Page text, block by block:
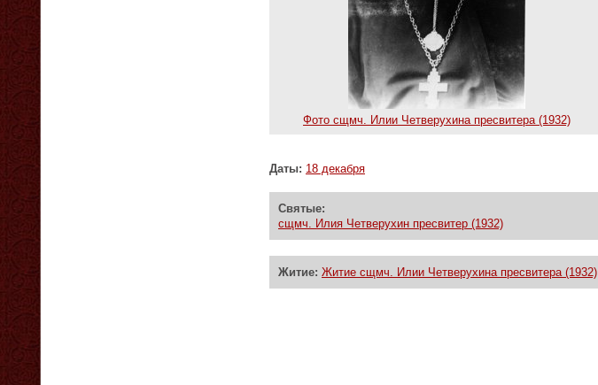
Фото сщмч. Илии Четверухина пресвитера (1932)
Даты: 18 декабря
Святые:
сщмч. Илия Четверухин пресвитер (1932)
Житие: Житие сщмч. Илии Четверухина пресвитера (1932)